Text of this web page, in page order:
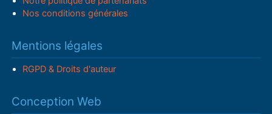
Nos conditions générales
Mentions légales
RGPD & Droits d'auteur
Conception Web